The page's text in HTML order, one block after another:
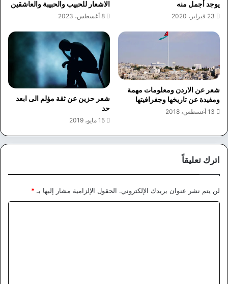
يوجد أجمل منه
23 فبراير، 2020
الاشعار للحبيب والحبيبة والعاشقين
8 أغسطس، 2023
شعر عن الاردن ومعلومات مهمة
ومفيدة عن تاريخها وجغرافيتها
13 أغسطس، 2018
شعر حزين عن ثقة مؤلم الى ابعد
حد
15 مايو، 2019
اترك تعليقاً
لن يتم نشر عنوان بريدك الإلكتروني. الحقول الإلزامية مشار إليها بـ*